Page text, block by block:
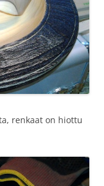
renkaat on hiottu